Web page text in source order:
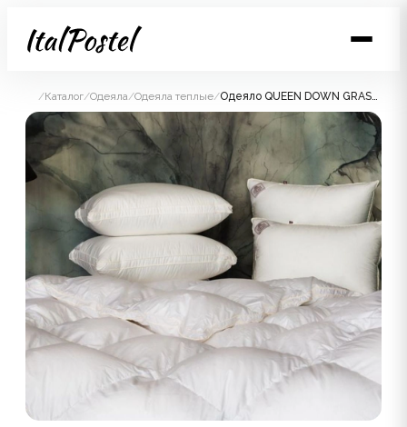
/Каталог/Одеяла/Одеяла теплые/ Одеяло QUEEN DOWN GRASS теплое с бортиком 200x200